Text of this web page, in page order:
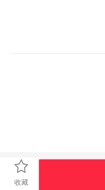
收藏